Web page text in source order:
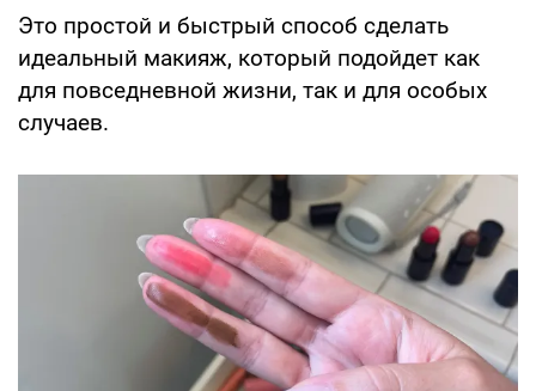
Это простой и быстрый способ сделать
идеальный макияж, который подойдет как
для повседневной жизни, так и для особых
случаев.